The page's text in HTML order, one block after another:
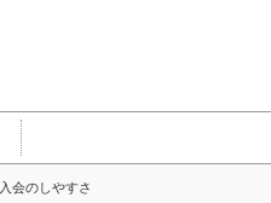
入会のしやすさ